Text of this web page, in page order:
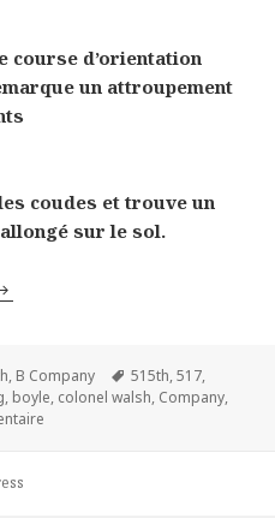
course d’orientation
un attroupement
coudes et trouve un
sur le sol.
mascotte de la B Company
, B Company
Mots-
clés
515th,517,
, boyle, colonel walsh, Company,